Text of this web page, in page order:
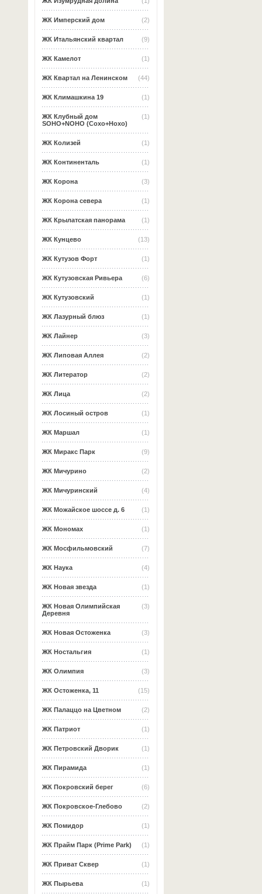
(2)
ЖК Имперский дом
(9)
ЖК Итальянский квартал
(1)
ЖК Камелот
(44)
ЖК Квартал на Ленинском
(1)
ЖК Климашкина 19
(1)
ЖК Клубный дом
SOHO+NOHO (Сохо+Нохо)
(1)
ЖК Колизей
(1)
ЖК Континенталь
(3)
ЖК Корона
(1)
ЖК Корона севера
(1)
ЖК Крылатская панорама
(13)
ЖК Кунцево
(1)
ЖК Кутузов Форт
(6)
ЖК Кутузовская Ривьера
(1)
ЖК Кутузовский
(1)
ЖК Лазурный блюз
(3)
ЖК Лайнер
(2)
ЖК Липовая Аллея
(2)
ЖК Литератор
(2)
ЖК Лица
(1)
ЖК Лосиный остров
(1)
ЖК Маршал
(9)
ЖК Миракс Парк
(2)
ЖК Мичурино
(4)
ЖК Мичуринский
(1)
ЖК Можайское шоссе д. 6
(1)
ЖК Мономах
(7)
ЖК Мосфильмовский
(4)
ЖК Наука
(1)
ЖК Новая звезда
(3)
ЖК Новая Олимпийская
Деревня
(3)
ЖК Новая Остоженка
(1)
ЖК Ностальгия
(3)
ЖК Олимпия
(15)
ЖК Остоженка, 11
(2)
ЖК Палаццо на Цветном
(1)
ЖК Патриот
(1)
ЖК Петровский Дворик
(1)
ЖК Пирамида
(6)
ЖК Покровский берег
(2)
ЖК Покровское-Глебово
(1)
ЖК Помидор
(1)
ЖК Прайм Парк (Prime Park)
(1)
ЖК Приват Сквер
(1)
ЖК Пырьева